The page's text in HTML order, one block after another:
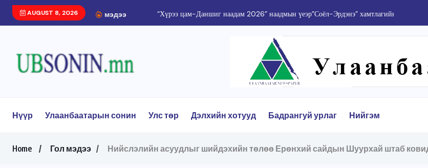
AUGUST 8, 2026 мэдээ
Нүүр Улаанбаатарын сонин Улс төр Дэлхийн хотууд Бадрангуй урлаг Нийгэм
Home Гол мэдээ Нийслэлийн асуудлыг шийдэхийн төлөө Ерөнхий сайдын Шуурхай штаб